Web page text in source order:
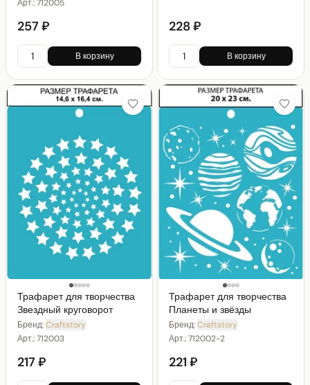
Арт.:712005
257 ₽
В корзину
228 ₽
В корзину
Трафарет для творчества
Звездный круговорот
Бренд:Craftstory
Арт.:712003
217 ₽
Трафарет для творчества
Планеты и звёзды
Бренд:Craftstory
Арт.:712002-2
221 ₽